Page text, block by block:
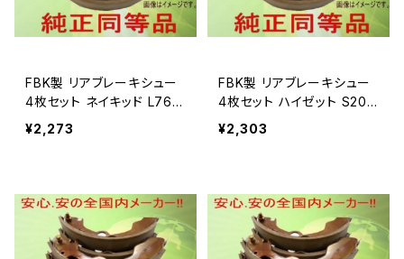
FBK製 リアブレーキシュー
4枚セット ネイキッド L760
S 用 T021
¥2,273
FBK製 リアブレーキシュー
4枚セット ハイゼット S200
V 用 T031
¥2,303